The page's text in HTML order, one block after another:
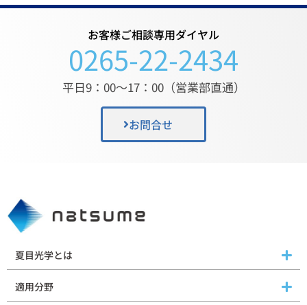
お客様ご相談専用ダイヤル
0265-22-2434
平日9：00〜17：00（営業部直通）
お問合せ
夏目光学とは
適用分野